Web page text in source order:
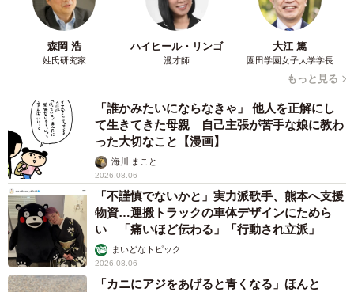
森岡 浩
姓氏研究家
ハイヒール・リンゴ
漫才師
大江 篤
園田学園女子大学学長
もっと見る
「誰かみたいにならなきゃ」 他人を正解にし
て生きてきた母親 自己主張が苦手な娘に教わ
った大切なこと【漫画】
海川 まこと
2026.08.06
「不謹慎でないかと」実力派歌手、熊本へ支援
物資…運搬トラックの車体デザインにためら
い 「痛いほど伝わる」「行動され立派」
まいどなトピック
2026.08.06
「カニにアジをあげると青くなる」ほんと